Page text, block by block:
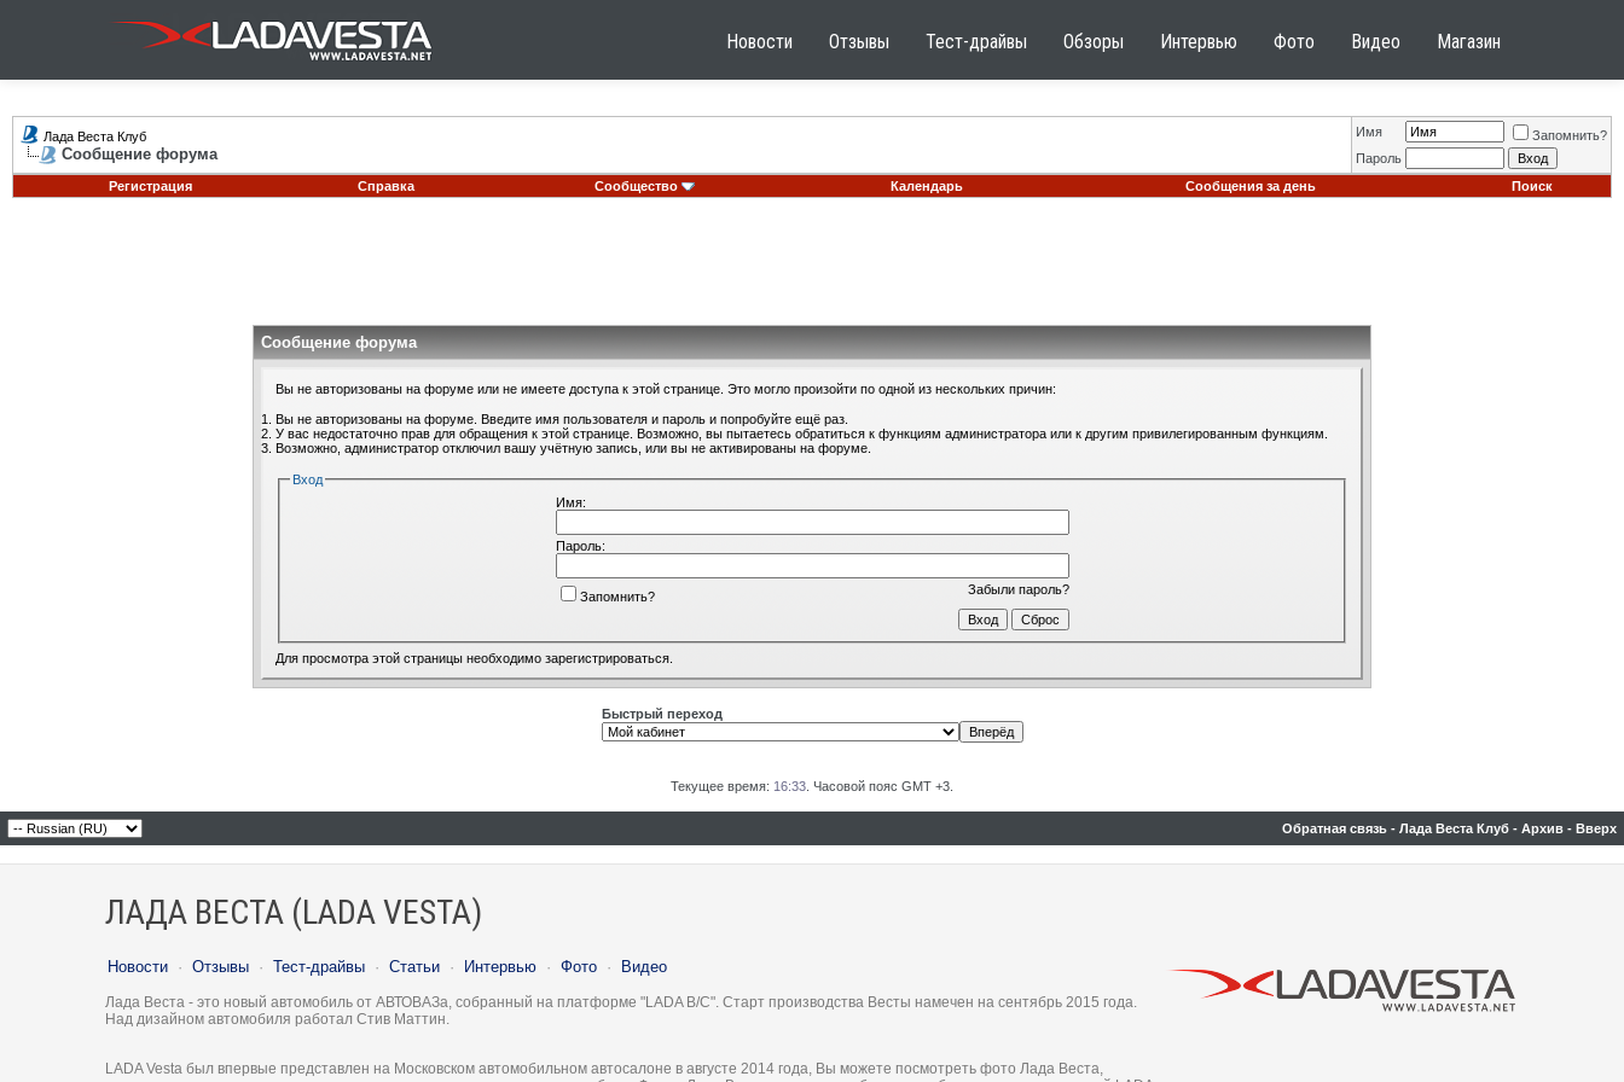
Новости Отзывы Тест-драйвы Обзоры Интервью Фото Видео Магазин
Лада Веста Клуб
Сообщение форума
Имя
Запомнить?
Пароль
Регистрация
Справка Сообщество Календарь Сообщения за день Поиск
Сообщение форума
Вы не авторизованы на форуме или не имеете доступа к этой странице. Это могло произойти по одной из нескольких причин:
Вы не авторизованы на форуме. Введите имя пользователя и пароль и попробуйте ещё раз.
У вас недостаточно прав для обращения к этой странице. Возможно, вы пытаетесь обратиться к функциям администратора или к другим привилегированным функциям.
Возможно, администратор отключил вашу учётную запись, или вы не активированы на форуме.
Вход
Имя:
Пароль:
Забыли пароль?
Запомнить?
Для просмотра этой страницы необходимо зарегистрироваться
Быстрый переход
Текущее время: 16:33 . Часовой пояс GMT +3.
Обратная связь - Лада Веста Клуб - Архив - Вверх
ЛАДА ВЕСТА (LADA VESTA)
Новости · Отзывы · Тест-драйвы · Статьи · Интервью · Фото · Видео
Лада Веста - это новый автомобиль от АВТОВАЗа, собранный на платформе "LADA B/C". Старт производства Весты намечен на сентябрь 2015 года.
Над дизайном автомобиля работал Стив Маттин.
LADA Vesta был впервые представлен на Московском автомобильном автосалоне в августе 2014 года, Вы можете посмотреть фото Лада Веста,